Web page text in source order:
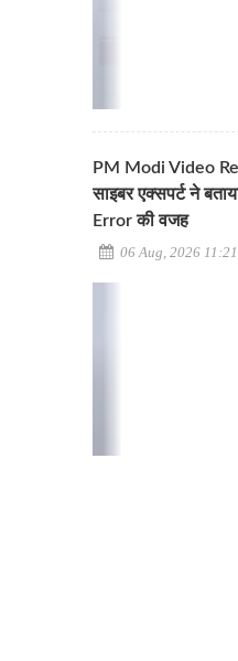
PM Modi Video
साइबर एक्सपर्ट ने
Error की वजह
06 Aug, 2026